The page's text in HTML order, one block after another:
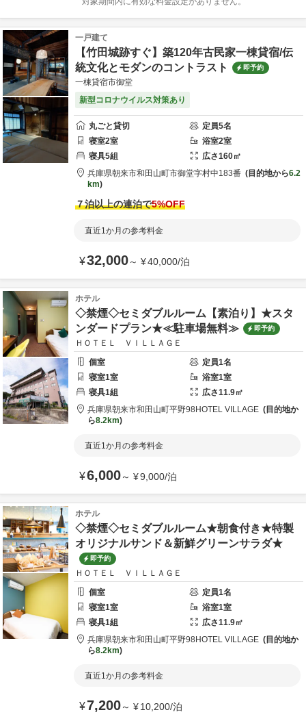
一戸建て
【竹田城跡すぐ】築120年古民家一棟貸宿/伝
統文化とモダンのコントラスト
即予約
一棟貸宿市御堂
新型コロナウイルス対策あり
丸ごと貸切 定員5名
寝室2室 浴室2室
寝具5組 広さ160㎡
兵庫県朝来市和田山町市御堂字村中183番 目的地から6.2
km
７泊以上の連泊で5%OFF
直近1か月の参考料金
¥32,000～ ¥40,000/泊
ホテル
◇禁煙◇セミダブルルーム【素泊り】★スタ
ンダードプラン★≪駐車場無料≫
即予約
ＨＯＴＥＬ ＶＩＬＬＡＧＥ
個室
定員1名
寝室1室 浴室1室
寝具1組 広さ11.9㎡
兵庫県朝来市和田山町平野98HOTEL VILLAGE
目的地か
ら8.2km
直近1か月の参考料金
¥6,000～ ¥9,000/泊
ホテル
◇禁煙◇セミダブルルーム★朝食付き★特製
オリジナルサンド＆新鮮グリーンサラダ★
即予約
ＨＯＴＥＬ ＶＩＬＬＡＧＥ
個室
定員1名
寝室1室 浴室1室
寝具1組 広さ11.9㎡
兵庫県朝来市和田山町平野98HOTEL VILLAGE
目的地か
ら8.2km
直近1か月の参考料金
¥7,200～ ¥10,200/泊